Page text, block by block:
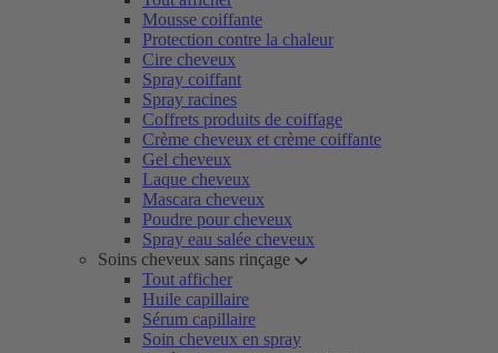
Mousse coiffante
Protection contre la chaleur
Cire cheveux
Spray coiffant
Spray racines
Coffrets produits de coiffage
Crème cheveux et crème coiffante
Gel cheveux
Laque cheveux
Mascara cheveux
Poudre pour cheveux
Spray eau salée cheveux
Soins cheveux sans rinçage
Tout afficher
Huile capillaire
Sérum capillaire
Soin cheveux en spray